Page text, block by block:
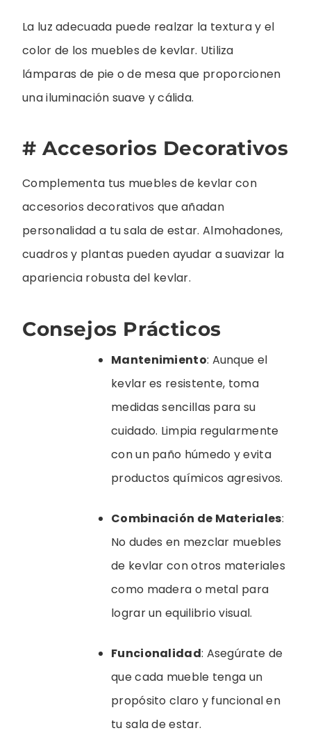
La luz adecuada puede realzar la textura y el
color de los muebles de kevlar. Utiliza
lámparas de pie o de mesa que proporcionen
una iluminación suave y cálida.
# Accesorios Decorativos
Complementa tus muebles de kevlar con
accesorios decorativos que añadan
personalidad a tu sala de estar. Almohadones,
cuadros y plantas pueden ayudar a suavizar la
apariencia robusta del kevlar.
Consejos Prácticos
Mantenimiento: Aunque el
kevlar es resistente, toma
medidas sencillas para su
cuidado. Limpia regularmente
con un paño húmedo y evita
productos químicos agresivos.
Combinación de Materiales:
No dudes en mezclar muebles
de kevlar con otros materiales
como madera o metal para
lograr un equilibrio visual.
Funcionalidad: Asegúrate de
que cada mueble tenga un
propósito claro y funcional en
tu sala de estar.